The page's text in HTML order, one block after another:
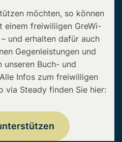
möchten, so können
einem freiwiliigen GreWi-
und erhalten dafür auch
Gegenleistungen und
unseren Buch- und
Infos zum freiwilligen
via Steady finden Sie hier: